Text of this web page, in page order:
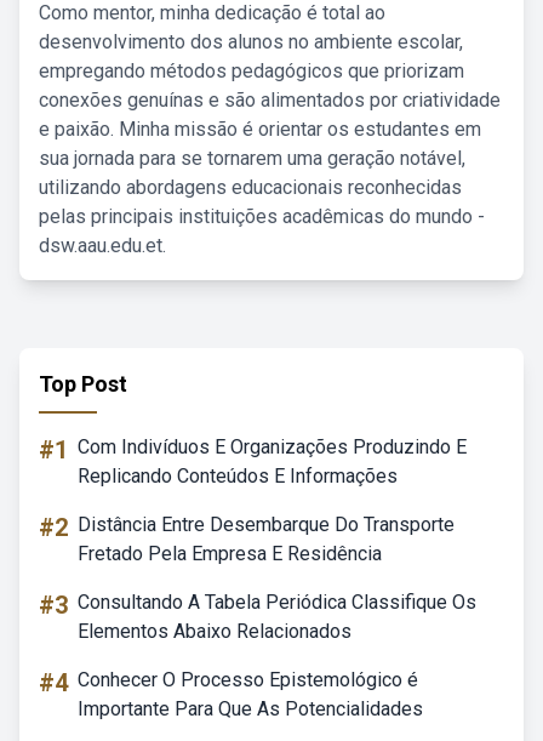
Como mentor, minha dedicação é total ao
desenvolvimento dos alunos no ambiente escolar,
empregando métodos pedagógicos que priorizam
conexões genuínas e são alimentados por criatividade
e paixão. Minha missão é orientar os estudantes em
sua jornada para se tornarem uma geração notável,
utilizando abordagens educacionais reconhecidas
pelas principais instituições acadêmicas do mundo -
dsw.aau.edu.et.
Top Post
#1 Com Indivíduos E Organizações Produzindo E
Replicando Conteúdos E Informações
#2 Distância Entre Desembarque Do Transporte
Fretado Pela Empresa E Residência
#3 Consultando A Tabela Periódica Classifique Os
Elementos Abaixo Relacionados
#4 Conhecer O Processo Epistemológico é
Importante Para Que As Potencialidades